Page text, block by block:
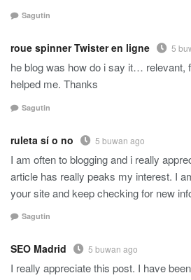
Sagutin
roue spinner Twister en ligne 5
he blog was how do i say it… relevant,
helped me. Thanks
Sagutin
ruleta sí o no 5 buwan ago
I am often to blogging and i really
article has really peaks my interest. I
your site and keep checking for new
Sagutin
SEO Madrid 5 buwan ago
I really appreciate this post. I have